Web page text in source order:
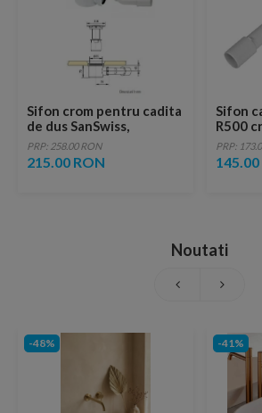
Sifon crom pentru cadita
de dus SanSwiss,
SIWM.10
PRP: 258.00 RON
215.00 RON
Sifon
R500
mm
PRP:
Noutati
-48% -41%